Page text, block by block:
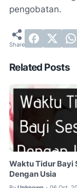
pengobatan.
Related Posts
Waktu Tidur Bayi
Dengan Usia